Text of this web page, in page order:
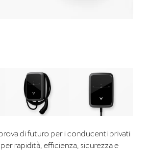
di futuro per i conducenti privati
rapidità, efficienza, sicurezza e